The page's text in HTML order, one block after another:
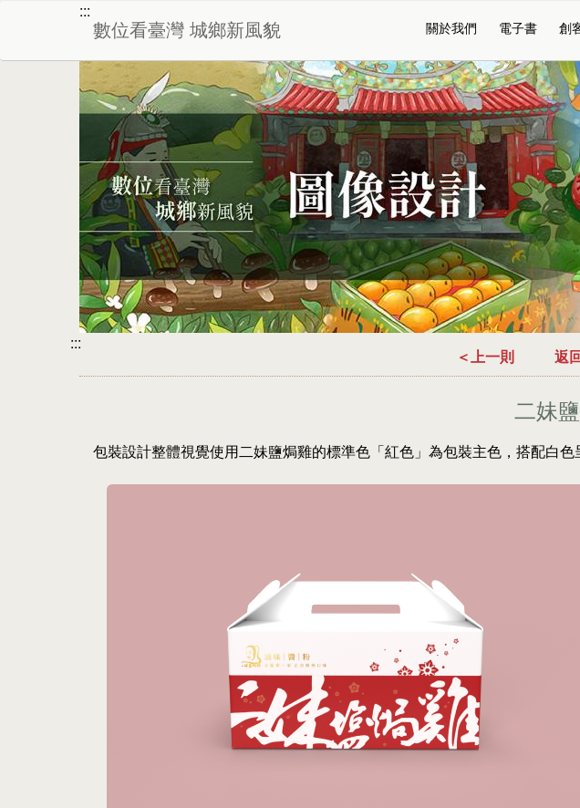
:::
數位看臺灣 城鄉新風貌 關於我們 電子書 創
:::
＜上一則 返
二妹
包裝設計整體視覺使用二妹鹽焗雞的標準色「紅色」為包裝主色，搭配白